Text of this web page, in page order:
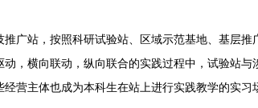
站，按照科研试验站、区域示范基地、基层推
，横向联动，纵向联合的实践过程中，试验站
营主体也成为本科生在站上进行实践教学的实习